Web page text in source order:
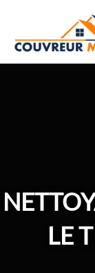
contenu
LE